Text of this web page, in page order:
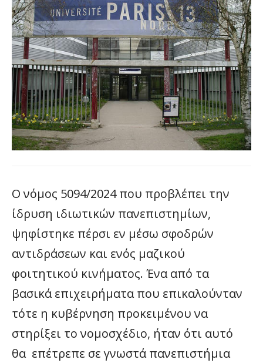
Ο νόμος 5094/2024 που προβλέπει την
ίδρυση ιδιωτικών πανεπιστημίων,
ψηφίστηκε πέρσι εν μέσω σφοδρών
αντιδράσεων και ενός μαζικού
φοιτητικού κινήματος. Ένα από τα
βασικά επιχειρήματα που επικαλούνταν
τότε η κυβέρνηση προκειμένου να
στηρίξει το νομοσχέδιο, ήταν ότι αυτό
θα επέτρεπε σε γνωστά πανεπιστήμια